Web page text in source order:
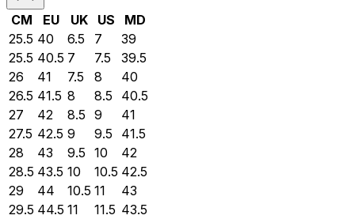
CM EU UK US
MD
25.5 40 6.5 7
39
25.5 40.5 7 7.5
39.5
26
41 7.5 8
40
26.5 41.5 8 8.5
40.5
27
42 8.5 9
41
27.5 42.5 9 9.5
41.5
28
43 9.5 10
42
28.5 43.5 10 10.5 42.5
29
44 10.5 11
43
29.5 44.5 11 11.5 43.5